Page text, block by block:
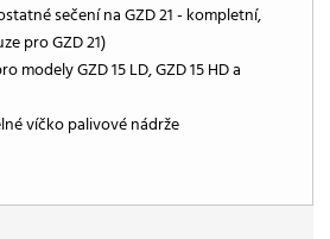
sečení na GZD 21 - kompletní,
pro GZD 21)
modely GZD 15 LD, GZD 15 HD a
víčko palivové nádrže